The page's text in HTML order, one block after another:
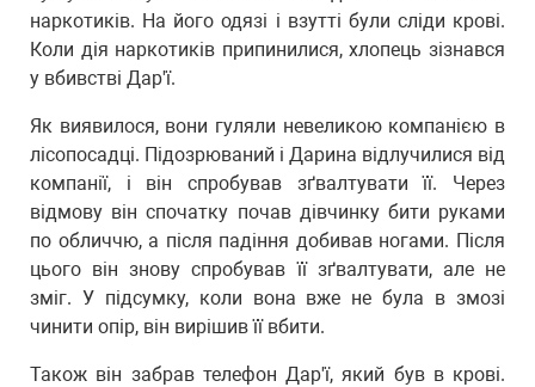
наркотиків. На його одязі і взутті були сліди крові.
Коли дія наркотиків припинилися, хлопець зізнався
у вбивстві Дар'ї.
Як виявилося, вони гуляли невеликою компанією в
лісопосадці. Підозрюваний і Дарина відлучилися від
компанії, і він спробував зґвалтувати її. Через
відмову він спочатку почав дівчинку бити руками
по обличчю, а після падіння добивав ногами. Після
цього він знову спробував її зґвалтувати, але не
зміг. У підсумку, коли вона вже не була в змозі
чинити опір, він вирішив її вбити.
Також він забрав телефон Дар'ї, який був в крові.